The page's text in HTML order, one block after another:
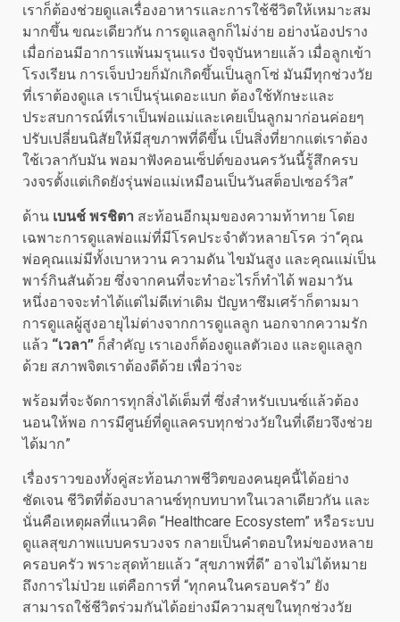
เราก็ต้องช่วยดูแลเรื่องอาหารและการใช้ชีวิตให้เหมาะสม
มากขึ้น ขณะเดียวกัน การดูแลลูกก็ไม่ง่าย อย่างน้องปราง
เมื่อก่อนมีอาการแพ้นมรุนแรง ปัจจุบันหายแล้ว เมื่อลูกเข้า
โรงเรียน การเจ็บป่วยก็มักเกิดขึ้นเป็นลูกโซ่ มันมีทุกช่วงวัย
ที่เราต้องดูแล เราเป็นรุ่นเดอะแบก ต้องใช้ทักษะและ
ประสบการณ์ที่เราเป็นพ่อแม่และเคยเป็นลูกมาก่อนค่อยๆ
ปรับเปลี่ยนนิสัยให้มีสุขภาพที่ดีขึ้น เป็นสิ่งที่ยากแต่เราต้อง
ใช้เวลากับมัน พอมาฟังคอนเซ็ปต์ของนครวันนี้รู้สึกครบ
วงจรตั้งแต่เกิดยังรุ่นพ่อแม่เหมือนเป็นวันสต็อปเซอร์วิส”
ด้าน เบนช์ พรชิตา สะท้อนอีกมุมของความท้าทาย โดย
เฉพาะการดูแลพ่อแม่ที่มีโรคประจำตัวหลายโรค ว่า“คุณ
พ่อคุณแม่มีทั้งเบาหวาน ความดัน ไขมันสูง และคุณแม่เป็น
พาร์กินสันด้วย ซึ่งจากคนที่จะทำอะไรก็ทำได้ พอมาวัน
หนึ่งอาจจะทำได้แต่ไม่ดีเท่าเดิม ปัญหาซึมเศร้าก็ตามมา
การดูแลผู้สูงอายุไม่ต่างจากการดูแลลูก นอกจากความรัก
แล้ว “เวลา” ก็สำคัญ เราเองก็ต้องดูแลตัวเอง และดูแลลูก
ด้วย สภาพจิตเราต้องดีด้วย เพื่อว่าจะ
พร้อมที่จะจัดการทุกสิ่งได้เต็มที่ ซึ่งสำหรับเบนซ์แล้วต้อง
นอนให้พอ การมีศูนย์ที่ดูแลครบทุกช่วงวัยในที่เดียวจึงช่วย
ได้มาก”
เรื่องราวของทั้งคู่สะท้อนภาพชีวิตของคนยุคนี้ได้อย่าง
ชัดเจน ชีวิตที่ต้องบาลานซ์ทุกบทบาทในเวลาเดียวกัน และ
นั่นคือเหตุผลที่แนวคิด “Healthcare Ecosystem” หรือระบบ
ดูแลสุขภาพแบบครบวงจร กลายเป็นคำตอบใหม่ของหลาย
ครอบครัว พราะสุดท้ายแล้ว “สุขภาพที่ดี” อาจไม่ได้หมาย
ถึงการไม่ป่วย แต่คือการที่ “ทุกคนในครอบครัว” ยัง
สามารถใช้ชีวิตร่วมกันได้อย่างมีความสุขในทุกช่วงวัย